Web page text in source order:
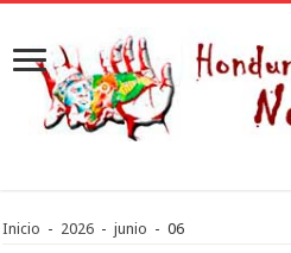
Inicio - 2026 - junio - 06